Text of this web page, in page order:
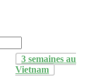
3 semaines au
Vietnam